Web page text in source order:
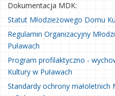
Dokumentacja MDK:
Statut Młodzieżowego Domu
Regulamin Organizacyjny
Puławach
Program profilaktyczno -
Kultury w Puławach
Standardy ochrony